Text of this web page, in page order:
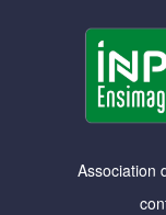
Association